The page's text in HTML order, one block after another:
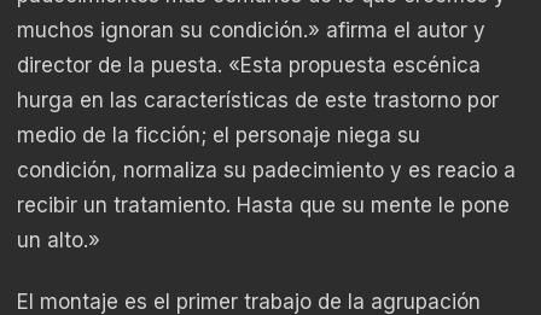
muchos ignoran su condición.» afirma el autor y
director de la puesta. «Esta propuesta escénica
hurga en las características de este trastorno por
medio de la ficción; el personaje niega su
condición, normaliza su padecimiento y es reacio a
recibir un tratamiento. Hasta que su mente le pone
un alto.»
El montaje es el primer trabajo de la agrupación